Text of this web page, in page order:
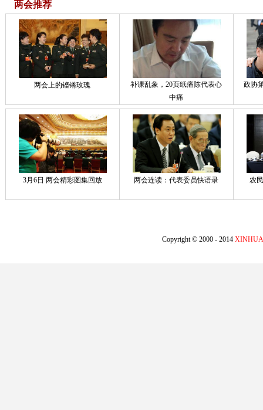
两会推荐
两会上的铿锵玫瑰
补课乱象，20页纸痛陈代表心
中痛
政协
3月6日 两会精彩图集回放 两会连读：代表委员快语录 农
Copyright © 2000 - 2014